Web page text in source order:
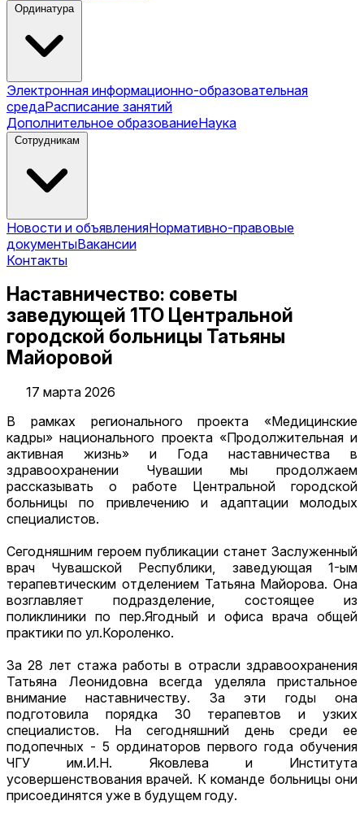
Ординатура
Электронная информационно-образовательная
средаРасписание занятий
Дополнительное образованиеНаука
Сотрудникам
Новости и объявленияНормативно-правовые
документыВакансии
Контакты
Наставничество: советы
заведующей 1ТО Центральной
городской больницы Татьяны
Майоровой
17 марта 2026
В рамках регионального проекта «Медицинские
кадры» национального проекта «Продолжительная и
активная жизнь» и Года наставничества в
здравоохранении Чувашии мы продолжаем
рассказывать о работе Центральной городской
больницы по привлечению и адаптации молодых
специалистов.
Сегодняшним героем публикации станет Заслуженный
врач Чувашской Республики, заведующая 1-ым
терапевтическим отделением Татьяна Майорова. Она
возглавляет подразделение, состоящее из
поликлиники по пер.Ягодный и офиса врача общей
практики по ул.Короленко.
За 28 лет стажа работы в отрасли здравоохранения
Татьяна Леонидовна всегда уделяла пристальное
внимание наставничеству. За эти годы она
подготовила порядка 30 терапевтов и узких
специалистов. На сегодняшний день среди ее
подопечных - 5 ординаторов первого года обучения
ЧГУ им.И.Н. Яковлева и Института
усовершенствования врачей. К команде больницы они
присоединятся уже в будущем году.